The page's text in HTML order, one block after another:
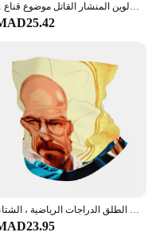
1 قطعة بولي كلوريد الفينيل حفلة تنكرية للهالوين المنشار القاتل موضوع قناع
مطبوعة ماجيك وشاح للرجال والنساء ، كسر سيئة باندانا ، باندانا الدافئة ، الرقبة الجراب ، في الهواء الطلق الدراجات الرياضية ، الشتاء